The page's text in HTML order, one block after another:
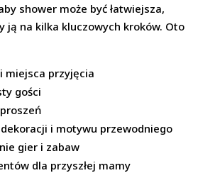
shower może być łatwiejsza,
ją na kilka kluczowych kroków. Oto
miejsca przyjęcia
gości
i motywu przewodniego
gier i zabaw
dla przyszłej mamy